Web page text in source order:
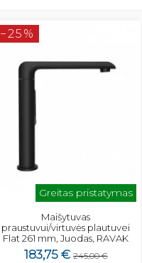
−25%
Greitas pristatymas
Maišytuvas
praustuvui/virtuvės plautuvei
Flat 261 mm, Juodas, RAVAK
183,75 € 245,00 €